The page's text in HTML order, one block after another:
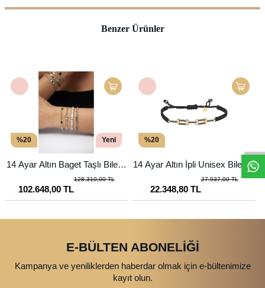
Benzer Ürünler
Yeni
%20
14 Ayar Altın Baget Taşlı Bilekli
102.648,00 TL
128.310,00 TL
%20
14 Ayar Altın İpli Unisex Bileklik
22.348,80 TL
27.937,00 TL
E-BÜLTEN ABONELİĞİ
Kampanya ve yeniliklerden haberdar olmak için e-bültenimize
kayıt olun.